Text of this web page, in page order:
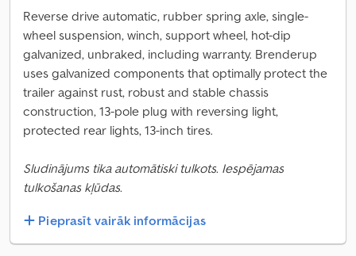
Reverse drive automatic, rubber spring axle, single-
wheel suspension, winch, support wheel, hot-dip
galvanized, unbraked, including warranty. Brenderup
uses galvanized components that optimally protect the
trailer against rust, robust and stable chassis
construction, 13-pole plug with reversing light,
protected rear lights, 13-inch tires.
Sludinājums tika automātiski tulkots. Iespējamas
tulkošanas kļūdas.
Pieprasīt vairāk informācijas